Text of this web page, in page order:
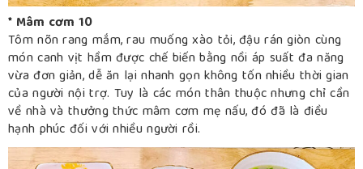
* Mâm cơm 10
Tôm nõn rang mắm, rau muống xào tỏi, đậu rán giòn cùng
món canh vịt hầm được chế biến bằng nồi áp suất đa năng
vừa đơn giản, dễ ăn lại nhanh gọn không tốn nhiều thời gian
của người nội trợ. Tuy là các món thân thuộc nhưng chỉ cần
về nhà và thưởng thức mâm cơm mẹ nấu, đó đã là điều
hạnh phúc đối với nhiều người rồi.